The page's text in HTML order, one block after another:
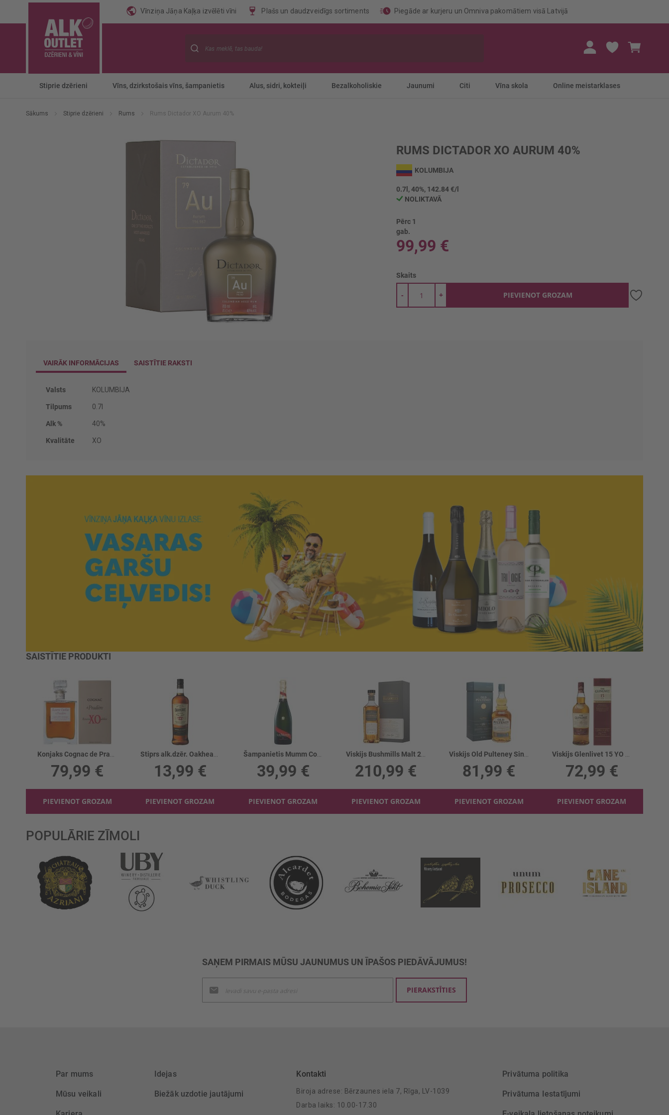
Vīnziņa Jāņa Kaļķa izvēlēti vīni Plašs un daudzveidīgs sortiments Piegāde ar kurjeru un Omniva pakomātiem visā Latvijā
Stiprie dzērieni Vīns, dzirkstošais vīns, šampanietis Alus, sidri, kokteiļi Bezalkoholiskie Jaunumi Citi Vīna skola Online meistarklases
Sākums Stiprie dzērieni Rums Rums Dictador XO Aurum 40%
RUMS DICTADOR XO AURUM 40%
sākumu
KOLUMBIJA
0.7l, 40%, 142.84 €/l
NOLIKTAVĀ
Pērc 1
gab.
99,99 €
Skaits
+
- PIEVIENOT GROZAM
VAIRĀK INFORMĀCIJAS
Vairāk
Valsts KOLUMBIJA
Tilpums 0.7l
Alk % 40%
Kvalitāte XO
SAISTĪTIE RAKSTI
SAISTĪTIE PRODUKTI
Konjaks Cognac de Pradiere XO giftbox 40%
79,99 €
PIEVIENOT GROZAM
Stiprs alk.dzēr. Oakheart Spiced 32.5%
13,99 €
PIEVIENOT GROZAM
Šampanietis Mumm Cordon 12%
39,99 €
PIEVIENOT GROZAM
Viskijs Bushmills Malt 21YO 40% box
210,99 €
PIEVIENOT GROZAM
Viskijs Old Pulteney Single Malt 15YO 46%
81,99 €
PIEVIENOT GROZAM
Viskijs Glenlivet 15 YO 40%
72,99 €
PIEVIENOT GROZAM
POPULĀRIE ZĪMOLI
SAŅEM PIRMAIS MŪSU JAUNUMUS UN ĪPAŠOS PIEDĀVĀJUMUS!
jaunumu
saņemšanai:
PIERAKSTĪTIES
Par mums
Mūsu veikali
Idejas
Biežāk uzdotie jautājumi
Kontakti
Biroja adrese: Bērzaunes iela 7, Rīga, LV-1039
Darba laiks: 10.00-17.30
Privātuma politika
Privātuma Iestatījumi